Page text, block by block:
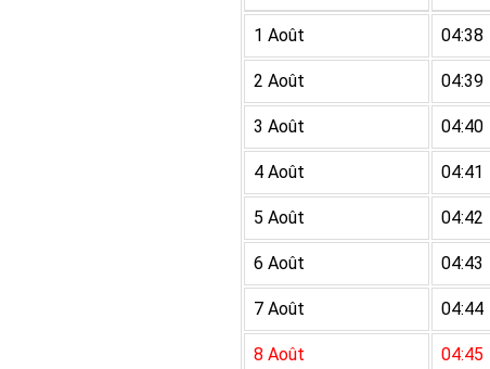
1 Août 04:38
2 Août 04:39
3 Août 04:40
4 Août 04:41
5 Août 04:42
6 Août 04:43
7 Août 04:44
8 Août 04:45